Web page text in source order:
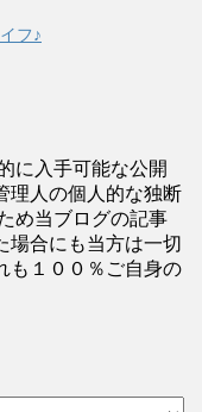
フ♪
に入手可能な公開
理人の個人的な独断
め当ブログの記事
場合にも当方は一切
も１００％ご自身の